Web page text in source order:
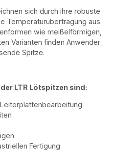
sich durch ihre robuste
Temperaturübertragung aus.
wie meißelförmigen,
Varianten finden Anwender
Spitze.
LTR Lötspitzen sind:
Fertigung